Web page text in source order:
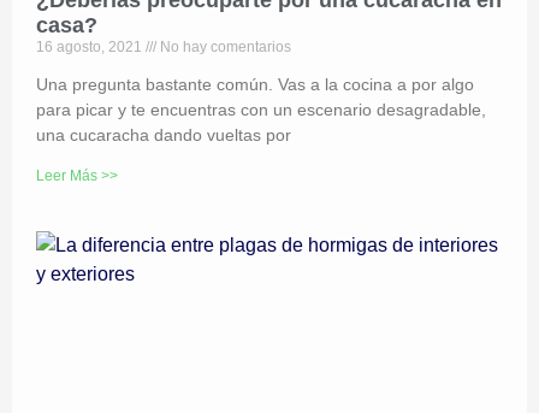
casa?
16 agosto, 2021 No hay comentarios
Una pregunta bastante común. Vas a la cocina a por algo
para picar y te encuentras con un escenario desagradable,
una cucaracha dando vueltas por
Leer Más >>